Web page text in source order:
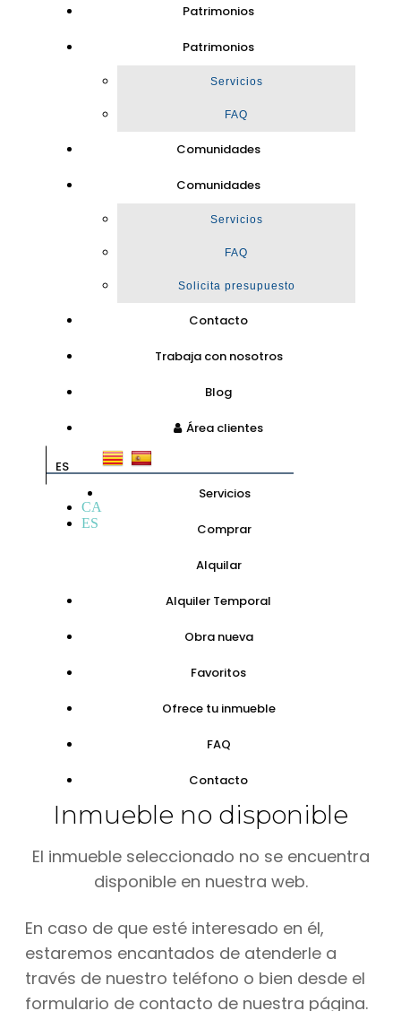
Patrimonios
Patrimonios
Servicios
FAQ
Comunidades
Comunidades
Servicios
FAQ
Solicita presupuesto
Contacto
Trabaja con nosotros
Blog
Área clientes
ES
CA
ES
Servicios
Comprar
Alquilar
Alquiler Temporal
Obra nueva
Favoritos
Ofrece tu inmueble
FAQ
Contacto
Inmueble no disponible
El inmueble seleccionado no se encuentra
disponible en nuestra web.
En caso de que esté interesado en él,
estaremos encantados de atenderle a
través de nuestro teléfono o bien desde el
formulario de contacto de nuestra página.